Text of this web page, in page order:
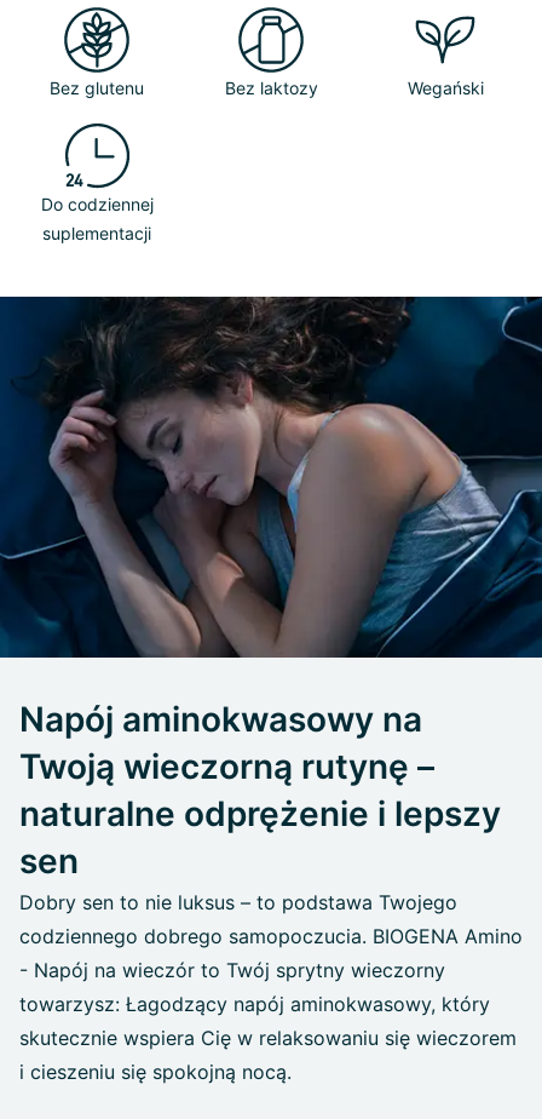
Bez glutenu Bez laktozy Wegański
Do codziennej
suplementacji
Napój aminokwasowy na
Twoją wieczorną rutynę –
naturalne odprężenie i lepszy
sen
Dobry sen to nie luksus – to podstawa Twojego
codziennego dobrego samopoczucia. BIOGENA Amino
- Napój na wieczór to Twój sprytny wieczorny
towarzysz: Łagodzący napój aminokwasowy, który
skutecznie wspiera Cię w relaksowaniu się wieczorem
i cieszeniu się spokojną nocą.